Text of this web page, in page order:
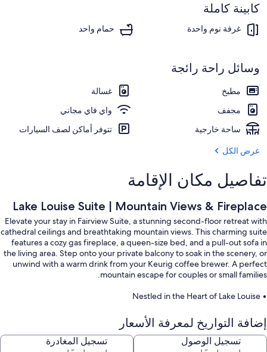
كابينة كاملة
غرفة نوم واحدة حمام واحد
وسائل راحة رائجة
مطبخ
غسالة
مجفف
واي فاي مجاني
ساحة خارجية
تتوفر أماكن لصف السيارات
عرض الكل
تفاصيل مكان الإقامة
Lake Louise Suite | Mountain Views & Fireplace
Elevate your stay in Fairview Suite, a stunning second-floor retreat with
cathedral ceilings and breathtaking mountain views. This charming suite
features a cozy gas fireplace, a queen-size bed, and a pull-out sofa in
the living area. Step onto your private balcony to soak in the scenery, or
unwind with a warm drink from your Keurig coffee brewer. A perfect
mountain escape for couples or small families.
• Nestled in the Heart of Lake Louise
• Cathedral Ceilings for Stunning Vistas
• Private Balcony with Breathtaking Views
• Cozy Gas Fireplace for Relaxation
إضافة التواريخ لمعرفة الأسعار
تسجيل الوصول تسجيل المغادرة